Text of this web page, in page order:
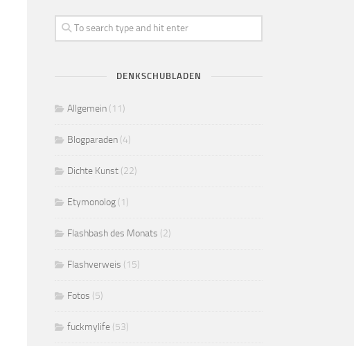
DENKSCHUBLADEN
Allgemein (11)
Blogparaden (4)
Dichte Kunst (22)
Etymonolog (1)
Flashbash des Monats (2)
Flashverweis (15)
Fotos (5)
fuckmylife (53)